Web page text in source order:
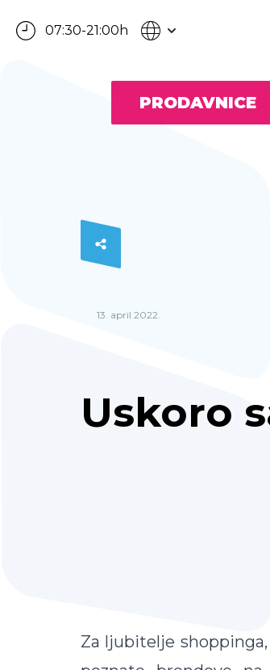
07:30-21:00h
PRODAVNICE
13. april 2022.
Uskoro
Za ljubitelje